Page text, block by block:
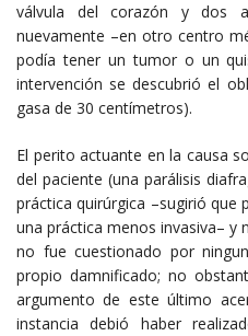
válvula del corazón y dos
nuevamente –en otro centro
podía tener un tumor o un
intervención se descubrió el
gasa de 30 centímetros).
El perito actuante en la causa
del paciente (una parálisis
práctica quirúrgica –sugirió que
una práctica menos invasiva– y
no fue cuestionado por
propio damnificado; no
argumento de este último
instancia debió haber